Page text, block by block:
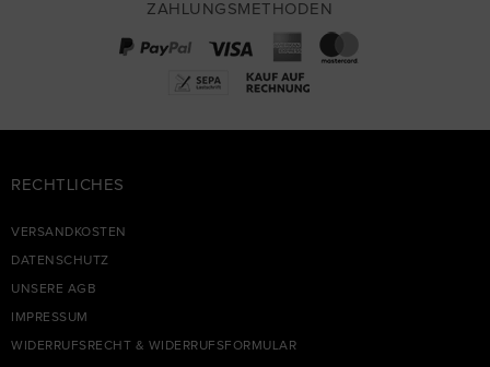
ZAHLUNGSMETHODEN
RECHTLICHES
VERSANDKOSTEN
DATENSCHUTZ
UNSERE AGB
IMPRESSUM
WIDERRUFSRECHT & WIDERRUFSFORMULAR